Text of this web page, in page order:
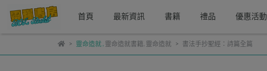
首頁 最新資訊 書籍 禮品 優惠活動
靈命造就, 靈命造就書籍, 靈命造就 書法手抄聖經：詩篇全篇